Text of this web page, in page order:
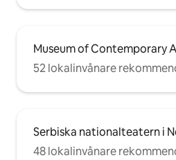
Museum of Contemporary
52 lokalinvånare
Serbiska nationalteatern i
48 lokalinvånare